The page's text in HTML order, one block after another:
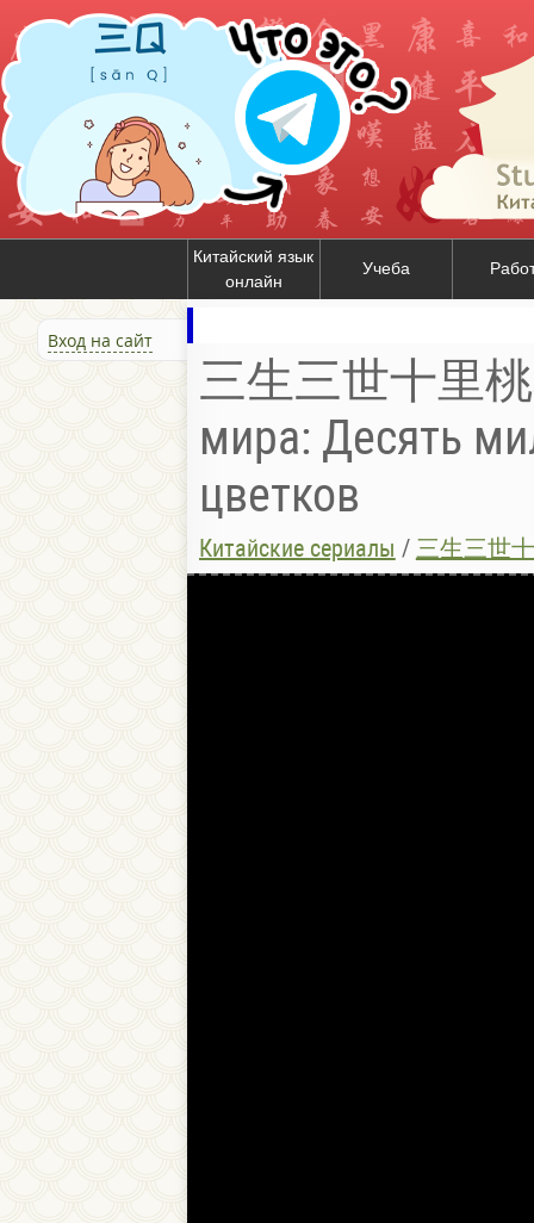
Китайский язык
онлайн
Учеба
Вход на сайт
三生三世十里
мира: Десять
цветков
Китайские сериалы / 三生三世十里桃